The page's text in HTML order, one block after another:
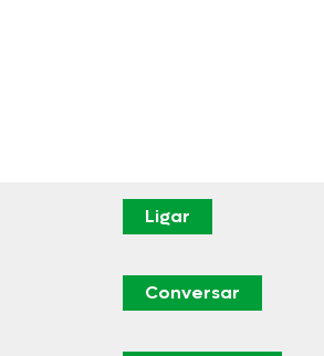
Ligar
Conversar